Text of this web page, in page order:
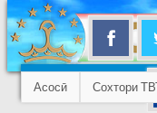
Асосӣ Сохтори